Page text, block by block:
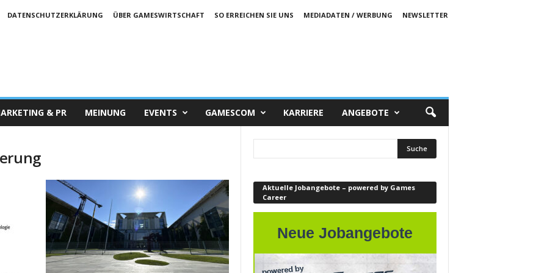
DATENSCHUTZERKLÄRUNG ÜBER GAMESWIRTSCHAFT SO ERREICHEN SIE UNS MEDIADATEN / WERBUNG
NEWSLETTER
& PR MEINUNG EVENTS GAMESCOM KARRIERE ANGEBOTE
Aktuelle Jobangebote – powered by Games
Career